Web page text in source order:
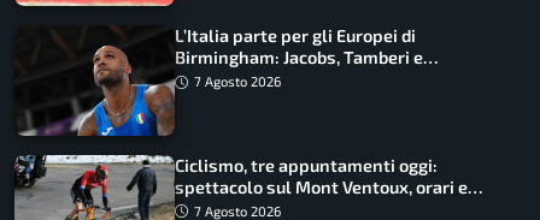
L’Italia parte per gli Europei di
Birmingham: Jacobs, Tamberi e
Battocletti guidano una spedizione
7 Agosto 2026
Ciclismo, tre appuntamenti oggi:
spettacolo sul Mont Ventoux, orari e
come vederli
7 Agosto 2026